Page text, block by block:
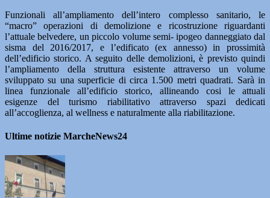
Funzionali all’ampliamento dell’intero complesso sanitario, le
“macro” operazioni di demolizione e ricostruzione riguardanti
l’attuale belvedere, un piccolo volume semi- ipogeo danneggiato dal
sisma del 2016/2017, e l’edificato (ex annesso) in prossimità
dell’edificio storico. A seguito delle demolizioni, è previsto quindi
l’ampliamento della struttura esistente attraverso un volume
sviluppato su una superficie di circa 1.500 metri quadrati. Sarà in
linea funzionale all’edificio storico, allineando cosi le attuali
esigenze del turismo riabilitativo attraverso spazi dedicati
all’accoglienza, al wellness e naturalmente alla riabilitazione.
Ultime notizie MarcheNews24